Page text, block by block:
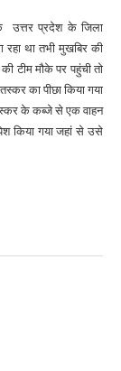
उत्तर प्रदेश के जिला
रहा था तभी मुखबिर की
टीम मौके पर पहुंची तो
का पीछा किया गया
के कब्जे से एक वाहन
किया गया जहां से उसे